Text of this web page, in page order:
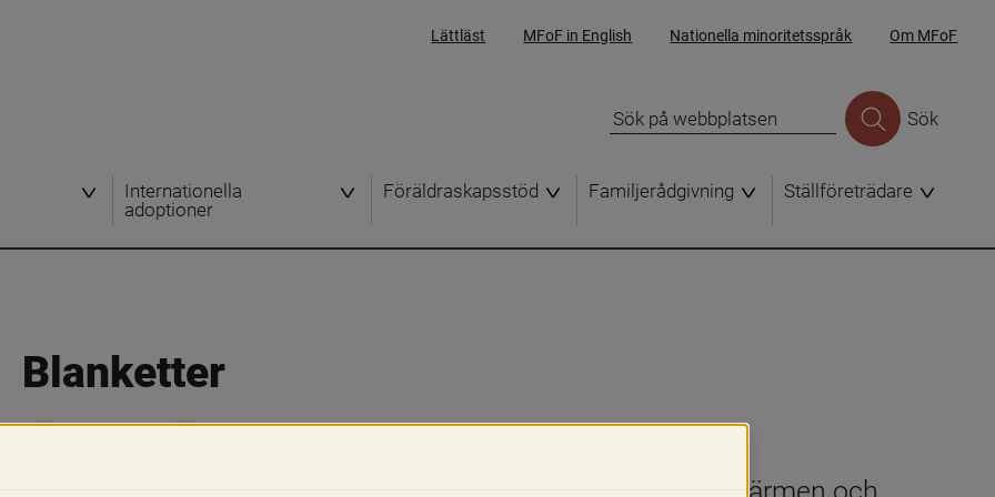
Lättläst MFoF in English Nationella minoritetsspråk Om MFoF
Sök
Internationella
adoptioner
Föräldraskapsstöd Familjerådgivning Ställföreträdare
Blanketter